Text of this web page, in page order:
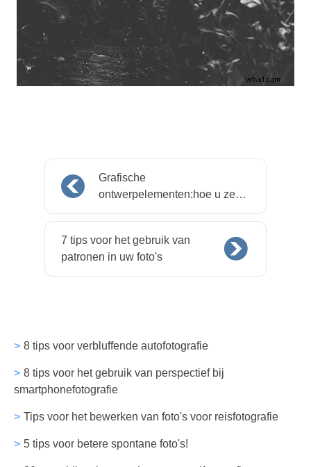
Grafische
ontwerpelementen:hoe u ze
kunt gebruiken om uw foto's te
7 tips voor het gebruik van
patronen in uw foto's
8 tips voor verbluffende autofotografie
8 tips voor het gebruik van perspectief bij
smartphonefotografie
Tips voor het bewerken van foto's voor reisfotografie
5 tips voor betere spontane foto's!